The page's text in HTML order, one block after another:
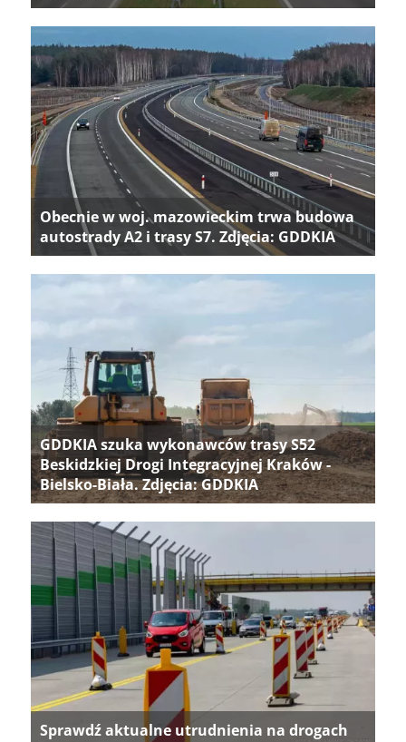
Obecnie w woj. mazowieckim trwa budowa
autostrady A2 i trasy S7. Zdjęcia: GDDKIA
GDDKIA szuka wykonawców trasy S52
Beskidzkiej Drogi Integracyjnej Kraków -
Bielsko-Biała. Zdjęcia: GDDKIA
Sprawdź aktualne utrudnienia na drogach